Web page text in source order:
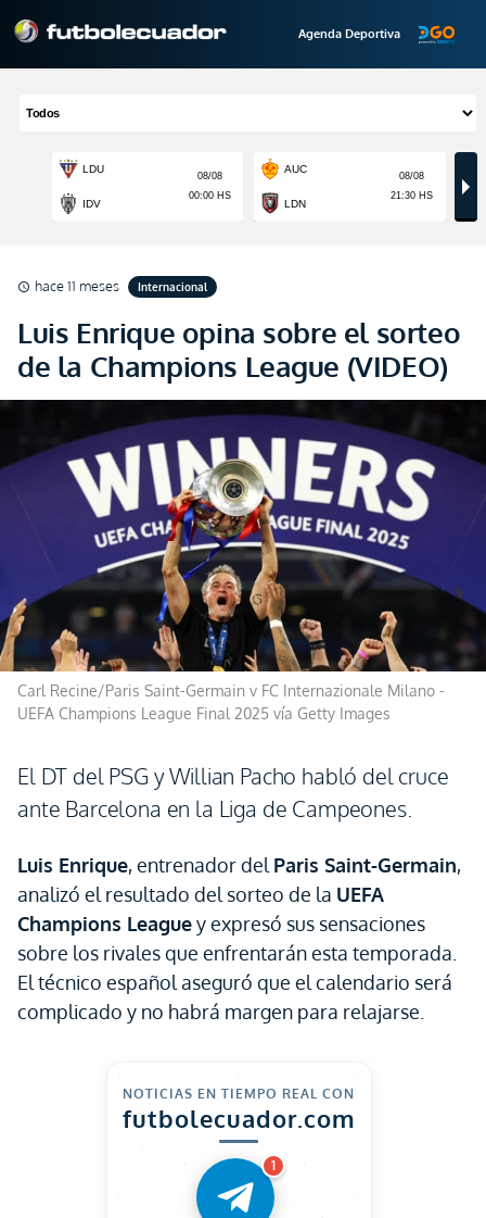
Agenda Deportiva
schedule hace 11 meses Internacional
Luis Enrique opina sobre el sorteo
de la Champions League (VIDEO)
Carl Recine/Paris Saint-Germain v FC Internazionale Milano -
UEFA Champions League Final 2025 vía Getty Images
El DT del PSG y Willian Pacho habló del cruce
ante Barcelona en la Liga de Campeones.
Luis Enrique, entrenador del Paris Saint-Germain,
analizó el resultado del sorteo de la UEFA
Champions Leaguey expresó sus sensaciones
sobre los rivales que enfrentarán esta temporada.
El técnico español aseguró que el calendario será
complicado y no habrá margen para relajarse.
NOTICIAS EN TIEMPO REAL CON
futbolecuador.com
1